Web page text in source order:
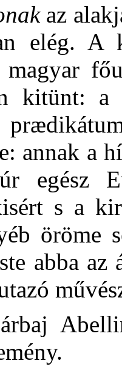
az
elég. A
magyar
kitünt: a
annak a
egész
s a
öröme
abba az